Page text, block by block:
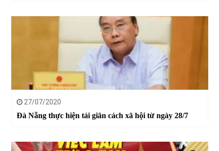
27/07/2020
Đà Nẵng thực hiện tái giãn cách xã hội từ ngày 28/7